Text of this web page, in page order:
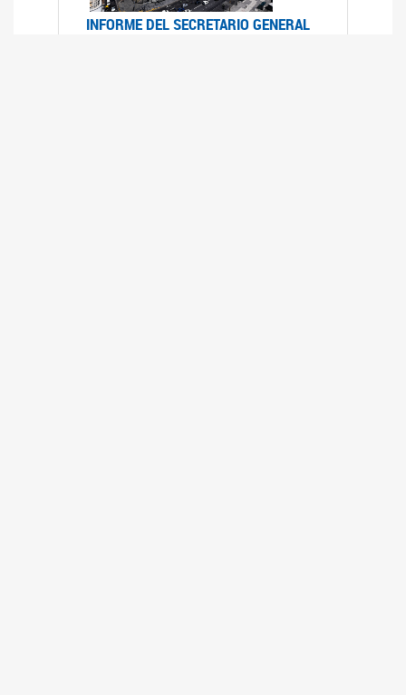
INFORME DEL SECRETARIO GENERAL